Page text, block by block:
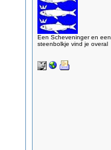
Een Scheveninger en een
steenbolkje vind je overal